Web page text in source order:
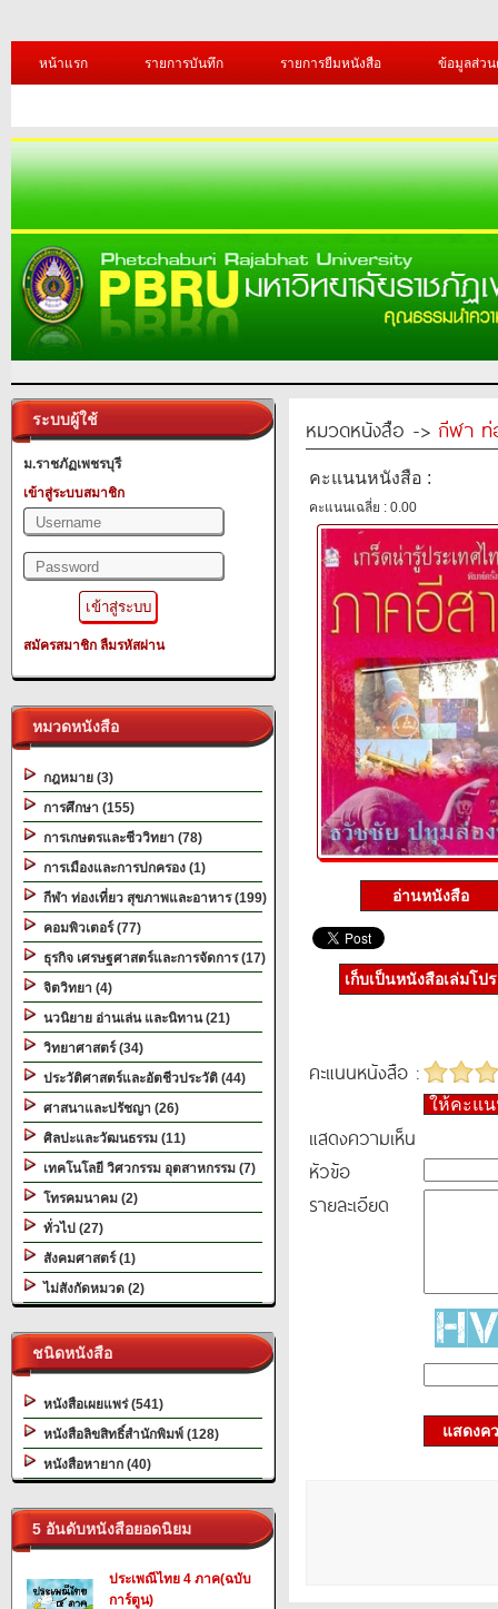
หน้าแรก รายการบันทึก รายการยืมหนังสือ ข้อมูลส่ว
ระบบผู้ใช้
ม.ราชภัฏเพชรบุรี
เข้าสู่ระบบสมาชิก
สมัครสมาชิก ลืมรหัสผ่าน
หมวดหนังสือ
กฎหมาย (3)
การศึกษา (155)
การเกษตรและชีววิทยา (78)
การเมืองและการปกครอง (1)
กีฬา ท่องเที่ยว สุขภาพและอาหาร (199)
คอมพิวเตอร์ (77)
ธุรกิจ เศรษฐศาสตร์และการจัดการ (17)
จิตวิทยา (4)
นวนิยาย อ่านเล่น และนิทาน (21)
วิทยาศาสตร์ (34)
ประวัติศาสตร์และอัตชีวประวัติ (44)
ศาสนาและปรัชญา (26)
ศิลปะและวัฒนธรรม (11)
เทคโนโลยี วิศวกรรม อุตสาหกรรม (7)
โทรคมนาคม (2)
ทั่วไป (27)
สังคมศาสตร์ (1)
ไม่สังกัดหมวด (2)
ชนิดหนังสือ
หนังสือเผยแพร่ (541)
หนังสือลิขสิทธิ์สำนักพิมพ์ (128)
หนังสือหายาก (40)
5 อันดับหนังสือยอดนิยม
ประเพณีไทย 4 ภาค(ฉบับ
การ์ตูน)
หมวดหนังสือ -> กีฬา ท่
คะแนนหนังสือ :
คะแนนเฉลี่ย : 0.00
อ่านหนังสือ
เก็บเป็นหนังสือเล่มโป
คะแนนหนังสือ :
ให้คะแ
แสดงความเห็น
หัวข้อ
รายละเอียด
แสดงค